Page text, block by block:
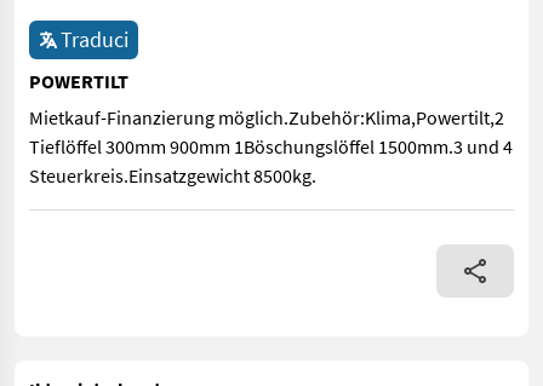
Traduci
POWERTILT
Mietkauf-Finanzierung möglich.Zubehör:Klima,Powertilt,2
Tieflöffel 300mm 900mm 1Böschungslöffel 1500mm.3 und 4
Steuerkreis.Einsatzgewicht 8500kg.
Mietkauf-Finanzierung möglich.Zubehör:Klima,Powertilt,2